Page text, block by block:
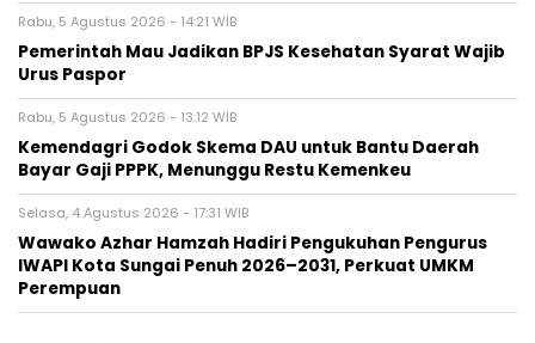
Rabu, 5 Agustus 2026 - 14:21 WIB
Pemerintah Mau Jadikan BPJS Kesehatan Syarat Wajib
Urus Paspor
Rabu, 5 Agustus 2026 - 13:12 WIB
Kemendagri Godok Skema DAU untuk Bantu Daerah
Bayar Gaji PPPK, Menunggu Restu Kemenkeu
Selasa, 4 Agustus 2026 - 17:31 WIB
Wawako Azhar Hamzah Hadiri Pengukuhan Pengurus
IWAPI Kota Sungai Penuh 2026–2031, Perkuat UMKM
Perempuan